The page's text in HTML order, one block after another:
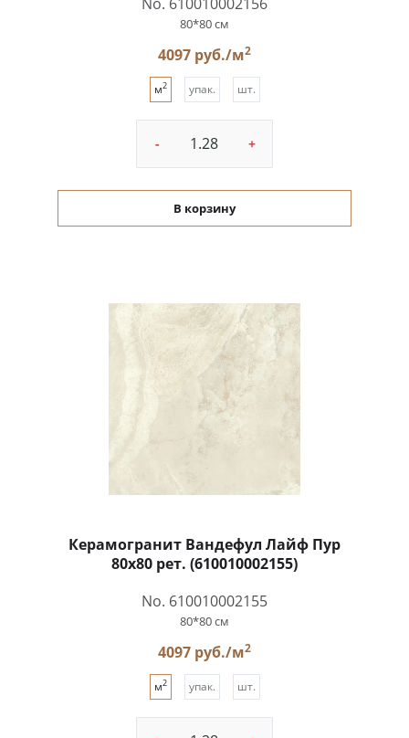
80*80 см
4097 руб./м2
м2 упак. шт.
- +
В корзину
Керамогранит Вандефул Лайф Пур
80x80 рет. (610010002155)
No. 610010002155
80*80 см
4097 руб./м2
м2 упак. шт.